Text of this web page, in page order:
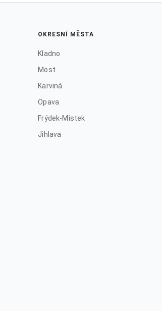
OKRESNÍ MĚSTA
Kladno
Most
Karviná
Opava
Frýdek-Místek
Jihlava